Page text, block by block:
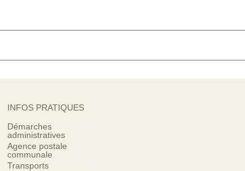
INFOS PRATIQUES
Démarches
administratives
Agence postale
communale
Transports